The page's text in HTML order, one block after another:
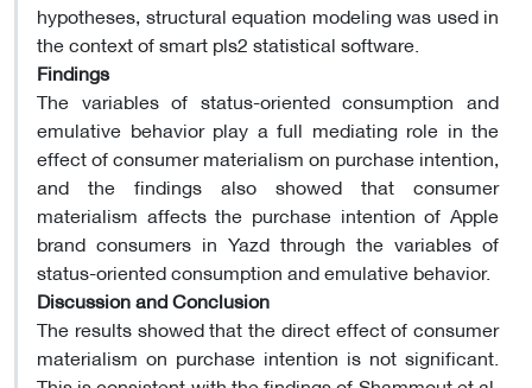
hypotheses, structural equation modeling was used in
the context of smart pls2 statistical software.
Findings
The variables of status-oriented consumption and
emulative behavior play a full mediating role in the
effect of consumer materialism on purchase intention,
and the findings also showed that consumer
materialism affects the purchase intention of Apple
brand consumers in Yazd through the variables of
status-oriented consumption and emulative behavior.
Discussion and Conclusion
The results showed that the direct effect of consumer
materialism on purchase intention is not significant.